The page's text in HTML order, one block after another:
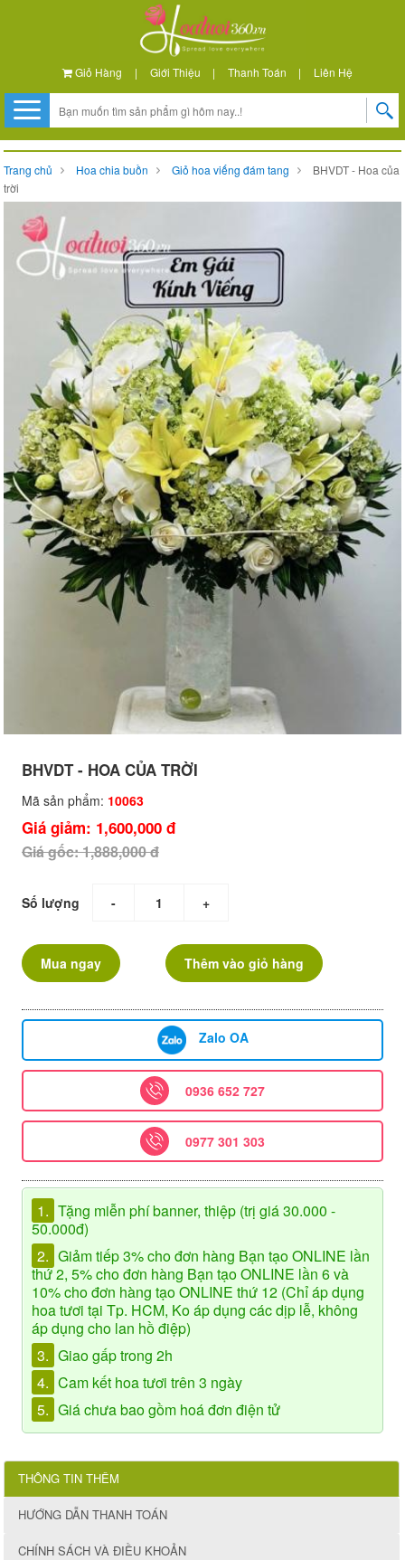
Giỏ Hàng | Giới Thiệu | Thanh Toán | Liên Hệ
Trang chủ Hoa chia buồn Giỏ hoa viếng đám tang
BHVDT - Hoa của
trời
BHVDT - HOA CỦA TRỜI
Mã sản phẩm: 10063
Giá giảm: 1,600,000 đ
Giá gốc: 1,888,000 đ
Số lượng - +
Mua ngay Thêm vào giỏ hàng
Zalo OA
0936 652 727
0977 301 303
1. Tặng miễn phí banner, thiệp (trị giá 30.000 -
50.000đ)
2. Giảm tiếp 3% cho đơn hàng Bạn tạo ONLINE lần
thứ 2, 5% cho đơn hàng Bạn tạo ONLINE lần 6 và
10% cho đơn hàng tạo ONLINE thứ 12 (Chỉ áp dụng
hoa tươi tại Tp. HCM, Ko áp dụng các dịp lễ, không
áp dụng cho lan hồ điệp)
3. Giao gấp trong 2h
4. Cam kết hoa tươi trên 3 ngày
5. Giá chưa bao gồm hoá đơn điện tử
THÔNG TIN THÊM
HƯỚNG DẪN THANH TOÁN
CHÍNH SÁCH VÀ ĐIỀU KHOẢN